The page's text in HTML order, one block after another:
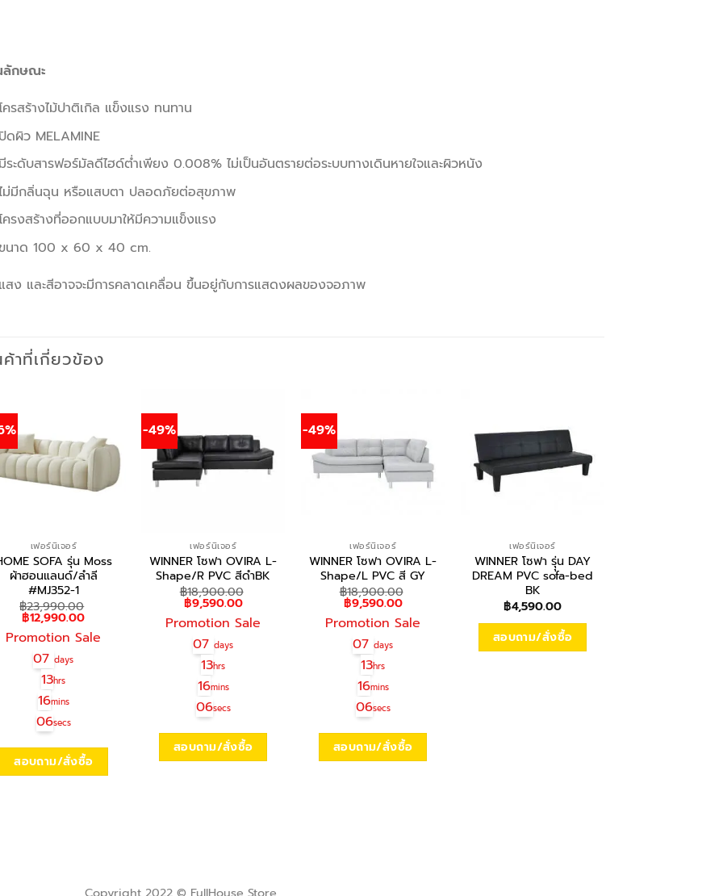
กษณะ
ครสร้างไม้ปาติเกิล แข็งแรง ทนทาน
ดผิว MELAMINE
ระดับสารฟอร์มัลดีไฮด์ต่ำเพียง 0.008% ไม่เป็นอันตรายต่อระบบทางเดินหายใจและผิวหนัง
ม่มีกลิ่นฉุน หรือแสบตา ปลอดภัยต่อสุขภาพ
ครงสร้างที่ออกแบบมาให้มีความแข็งแรง
นาด 100 x 60 x 40 cm.
สง และสีอาจจะมีการคลาดเคลื่อน ขึ้นอยู่กับการแสดงผลของจอภาพ
าที่เกี่ยวข้อง
เฟอร์นิเจอร์
SOFA รุ่น Moss
ผ้าฮอนแลนด์/ลำลี
#MJ352-1
฿23,990.00
Original
price
was:
฿23,990.00.
฿12,990.00Current
price
is:
Promotion Sale
07days
13hrs
16mins
06secs
สอบถาม/สั่งซื้อ
-49%
เฟอร์นิเจอร์
WINNER โซฟา OVIRA L-
Shape/R PVC สีดำBK
฿18,900.00
Original
price
was:
฿18,900.00.
฿9,590.00Current
price
is:
Promotion Sale
07days
13hrs
16mins
06secs
สอบถาม/สั่งซื้อ
-49%
เฟอร์นิเจอร์
WINNER โซฟา OVIRA L-
Shape/L PVC สี GY
฿18,900.00
Original
price
was:
฿18,900.00.
฿9,590.00Current
price
is:
Promotion Sale
07days
13hrs
16mins
06secs
สอบถาม/สั่งซื้อ
เฟอร์นิเจอร์
WINNER โซฟา รุุ่น DAY
DREAM PVC sofa-bed
BK
฿4,590.00
สอบถาม/สั่งซื้อ